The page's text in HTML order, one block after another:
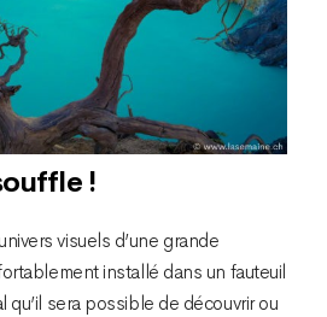
!
visuels d’une grande
installé dans un fauteuil
sera possible de découvrir ou